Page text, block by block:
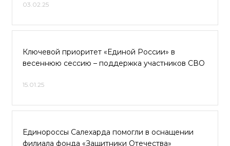
03.02.25
Ключевой приоритет «Единой России» в
весеннюю сессию – поддержка участников СВО
15.01.25
Единороссы Салехарда помогли в оснащении
филиала фонда «Защитники Отечества»